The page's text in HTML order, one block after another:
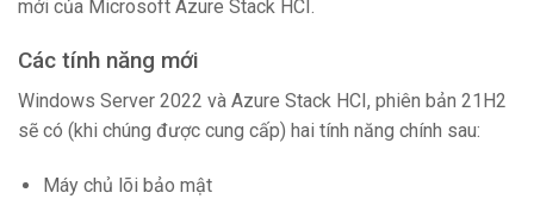
mới của Microsoft Azure Stack HCI.
Các tính năng mới
Windows Server 2022 và Azure Stack HCI, phiên bản 21H2
sẽ có (khi chúng được cung cấp) hai tính năng chính sau:
Máy chủ lõi bảo mật